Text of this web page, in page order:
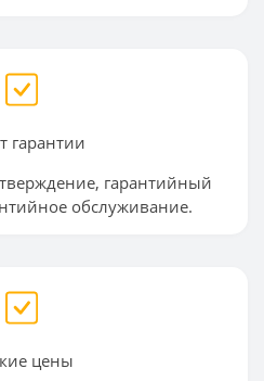
гарантии
гарантийный
обслуживание.
цены